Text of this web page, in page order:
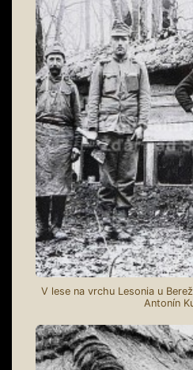
V lese na vrchu Lesonia u
Antonín